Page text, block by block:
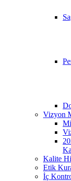
Vizyon
Kalite
Etik
İç